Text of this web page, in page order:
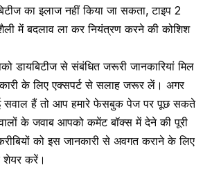
का इलाज नहीं किया जा सकता,टाइप 2
में बदलाव ला कर नियंत्रण करने की कोशिश
डायबिटीज से संबंधित जरूरी जानकारियां मिल
के लिए एक्सपर्ट से सलाह जरूर लें। अगर
हैं तो आप हमारे फेसबुक पेज पर पूछ सकते
के जवाब आपको कमेंट बॉक्स में देने की पूरी
को इस जानकारी से अवगत कराने के लिए
करें।